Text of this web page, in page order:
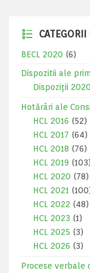
BECL 2020 (6)
Dispozitii ale
Dispoziții 2020
Hotărâri ale
HCL 2016 (52)
HCL 2017 (64)
HCL 2018 (76)
HCL 2019 (103)
HCL 2020 (78)
HCL 2021
HCL 2022 (48)
HCL 2023 (1)
HCL 2025 (3)
HCL 2026 (3)
Procese verbale